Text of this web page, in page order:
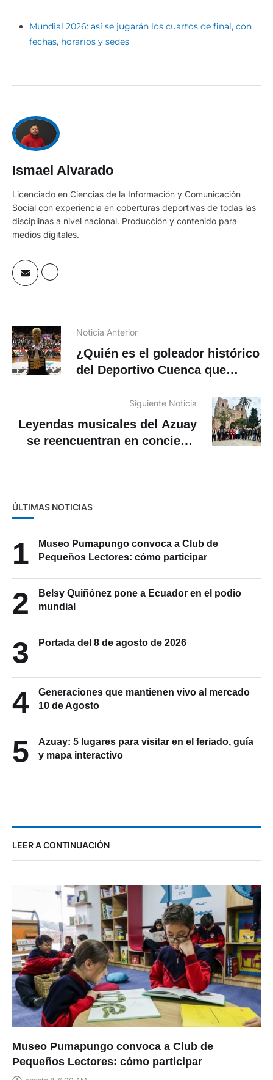
Mundial 2026: así se jugarán los cuartos de final, con
fechas, horarios y sedes
Ismael Alvarado
Licenciado en Ciencias de la Información y Comunicación
Social con experiencia en coberturas deportivas de todas las
disciplinas a nivel nacional. Producción y contenido para
medios digitales.
Noticia Anterior
¿Quién es el goleador histórico
del Deportivo Cuenca que
Siguiente Noticia
Leyendas musicales del Azuay
se reencuentran en concierto
ÚLTIMAS NOTICIAS
1
Museo Pumapungo convoca a Club de
Pequeños Lectores: cómo participar
2
Belsy Quiñónez pone a Ecuador en el podio
mundial
3 Portada del 8 de agosto de 2026
4
Generaciones que mantienen vivo al mercado
10 de Agosto
5
Azuay: 5 lugares para visitar en el feriado, guía
y mapa interactivo
LEER A CONTINUACIÓN
Museo Pumapungo convoca a Club de
Pequeños Lectores: cómo participar